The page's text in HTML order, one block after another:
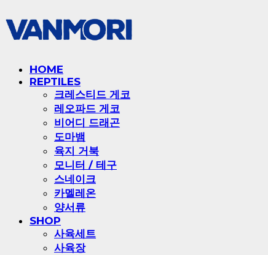
HOME
REPTILES
크레스티드 게코
레오파드 게코
비어디 드래곤
도마뱀
육지 거북
모니터 / 테구
스네이크
카멜레온
양서류
SHOP
사육세트
사육장